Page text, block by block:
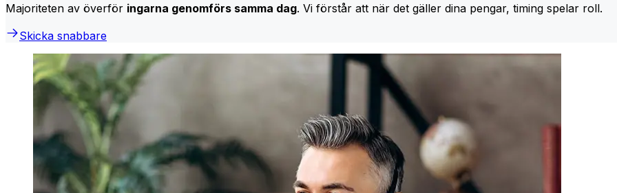
Majoriteten av överför ingarna genomförs samma dag. Vi förstår att när det gäller dina pengar, timing spelar roll.
Skicka snabbare